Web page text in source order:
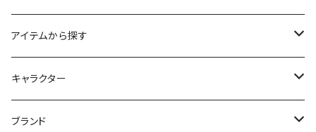
アイテムから探す
九谷焼
マグ＆カップ
キャラクター
ムーミン
ブランド